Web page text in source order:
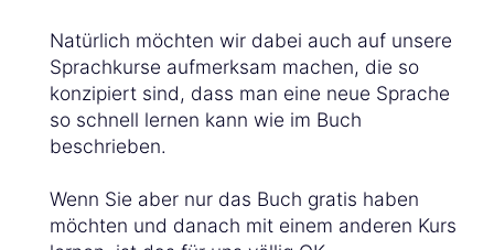
Natürlich möchten wir dabei auch auf unsere
Sprachkurse aufmerksam machen, die so
konzipiert sind, dass man eine neue Sprache
so schnell lernen kann wie im Buch
beschrieben.
Wenn Sie aber nur das Buch gratis haben
möchten und danach mit einem anderen Kurs